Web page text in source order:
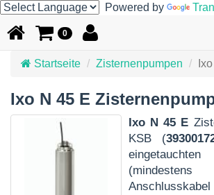
Powered by
0
Startseite Zisternenpumpen
Ixo N 45 E
Ixo N 45 E
KSB (